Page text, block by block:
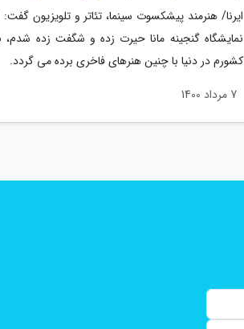
ایرنا/ هنرمند پیشکسوت سینما، تئاتر و تلویزیون
نمایشگاه گنجینه مانا حیرت زده و شگفت زده
کشورم در دنیا با چنین هنرهای فاخری برده می گردد.
7 مرداد 1400